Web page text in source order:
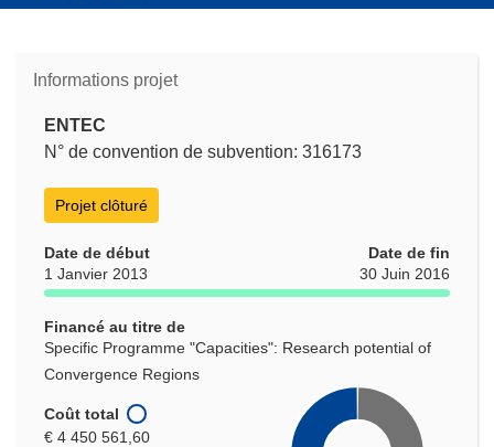
Informations projet
ENTEC
N° de convention de subvention: 316173
Projet clôturé
Date de début
1 Janvier 2013
Date de fin
30 Juin 2016
Financé au titre de
Specific Programme "Capacities": Research potential of
Convergence Regions
Coût total
€ 4 450 561,60